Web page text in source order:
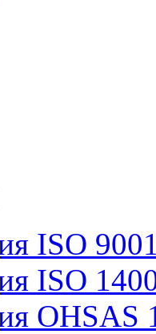
ISO
ISO
OHSAS